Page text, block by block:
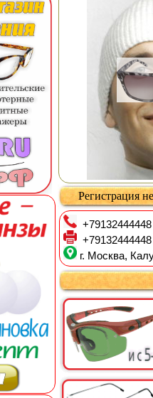
Регистрация
+79132444448
+79132444448
г. Москва,